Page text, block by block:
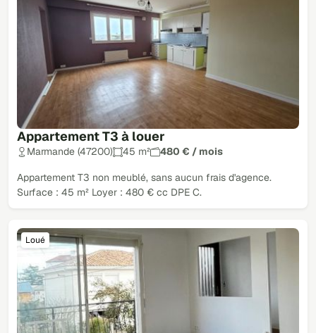
Appartement T3 à louer
Marmande (47200) 45 m² 480 € / mois
Appartement T3 non meublé, sans aucun frais d'agence.
Surface : 45 m² Loyer : 480 € cc DPE C.
Loué